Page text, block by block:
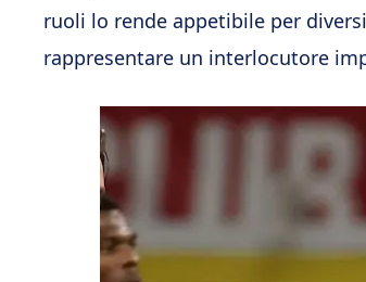
ruoli lo rende appetibile per
rappresentare un interlocutore